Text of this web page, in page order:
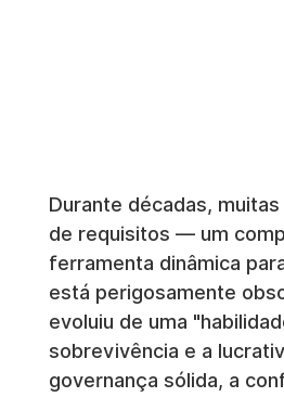
Durante décadas,
de requisitos — um
ferramenta dinâmica
está perigosamente
evoluiu de uma
sobrevivência e a
governança sólida, a